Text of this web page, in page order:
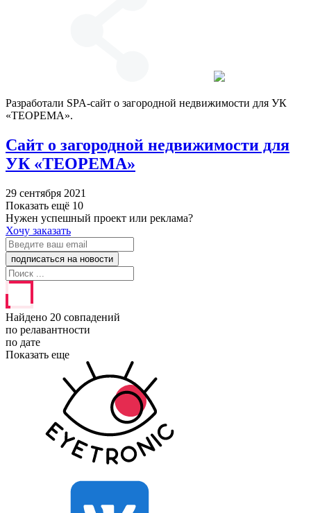
Разработали SPA-сайт о загородной недвижимости для УК
«ТЕОРЕМА».
Cайт о загородной недвижимости для
УК «ТЕОРЕМА»
29 сентября 2021
Показать ещё 10
Нужен успешный проект или реклама?
Хочу заказать
Найдено 20 совпадений
по релавантности
по дате
Показать еще